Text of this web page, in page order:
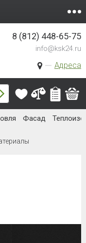
Адреса
8 (812) 448-65-75
info@ksk24.ru
Фасад